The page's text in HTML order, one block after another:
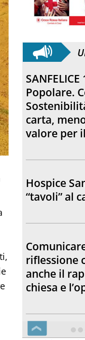
Popolare.
carta,
valore per
Hospice
“tavoli” al
riflessione
anche il
chiesa e
❮